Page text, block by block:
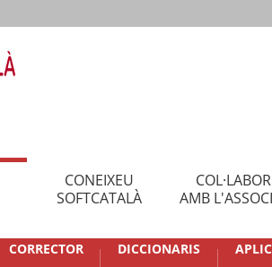
CONEIXEU
SOFTCATALÀ
AMB
CORRECTOR DICCIONARIS